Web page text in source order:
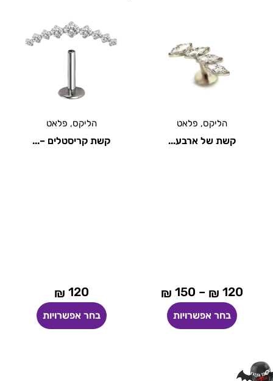
הליקס
קשת קריסטלים –...
120
בחר אפשרויות
הליקס
קשת קריסטלים
120
בחר